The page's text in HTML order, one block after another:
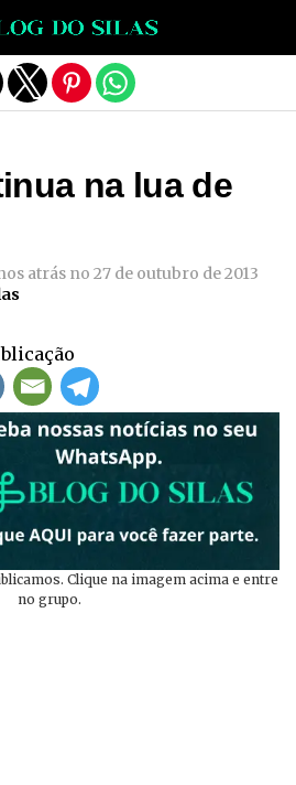
na lua de
atrás no 27 de outubro de 2013
Clique na imagem acima e entre
no grupo.
versão mobile